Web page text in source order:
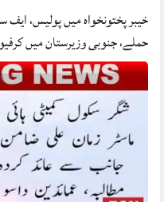
خیبر پختونخواہ میں پولیس،
حملے، جنوبی وزیرستان میں